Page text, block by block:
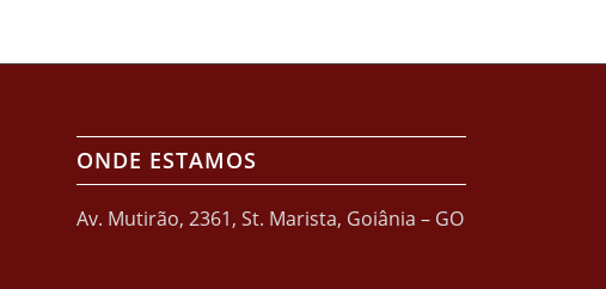
ONDE ESTAMOS
Av. Mutirão, 2361, St. Marista, Goiânia – GO